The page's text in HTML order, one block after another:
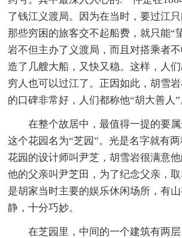
了钱江义渡局。因为在当时，要过江
那些穷困的旅客交不起船费，就只能“
岩不但主办了义渡局，而且对搭乘者
造了几艘大船，又快又稳。这样，人们
穷人也可以过江了。正因如此，胡雪
的口碑非常好，人们都称他“胡大善人”
在整个故居中，最值得一提的要属
这个花园名为“芝园”。光是名字就有
花园的设计师叫尹芝，胡雪岩很满意
他的父亲叫尹芝田，为了纪念父亲，
是胡家当时主要的娱乐休闲场所，有
静，十分巧妙。
在芝园里，中间的一个建筑有两层